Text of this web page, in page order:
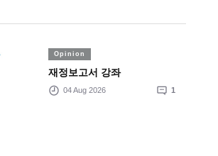
Opinion
재정보고서 강좌
04 Aug 2026 1